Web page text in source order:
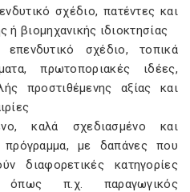
σχέδιο, πατέντες και
ή βιομηχανικής ιδιοκτησίας
σχέδιο, τοπικά
πρωτοποριακές ιδέες,
προστιθέμενης αξίας και
καλά σχεδιασμένο και
πρόγραμμα, με δαπάνες που
διαφορετικές κατηγορίες
όπως π.χ. παραγωγικός